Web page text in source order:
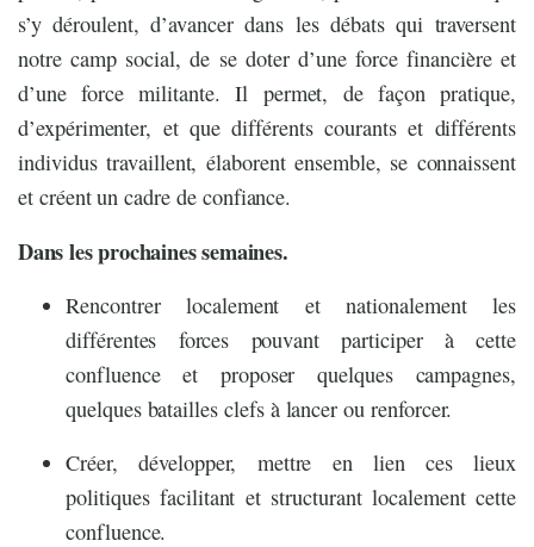
s’y déroulent, d’avancer dans les débats qui traversent
notre camp social, de se doter d’une force financière et
d’une force militante. Il permet, de façon pratique,
d’expérimenter, et que différents courants et différents
individus travaillent, élaborent ensemble, se connaissent
et créent un cadre de confiance.
Dans les prochaines semaines.
Rencontrer localement et nationalement les
différentes forces pouvant participer à cette
confluence et proposer quelques campagnes,
quelques batailles clefs à lancer ou renforcer.
Créer, développer, mettre en lien ces lieux
politiques facilitant et structurant localement cette
confluence.